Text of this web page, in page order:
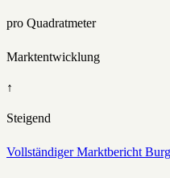
pro Quadratmeter
Marktentwicklung
↑
Steigend
Vollständiger Marktbericht